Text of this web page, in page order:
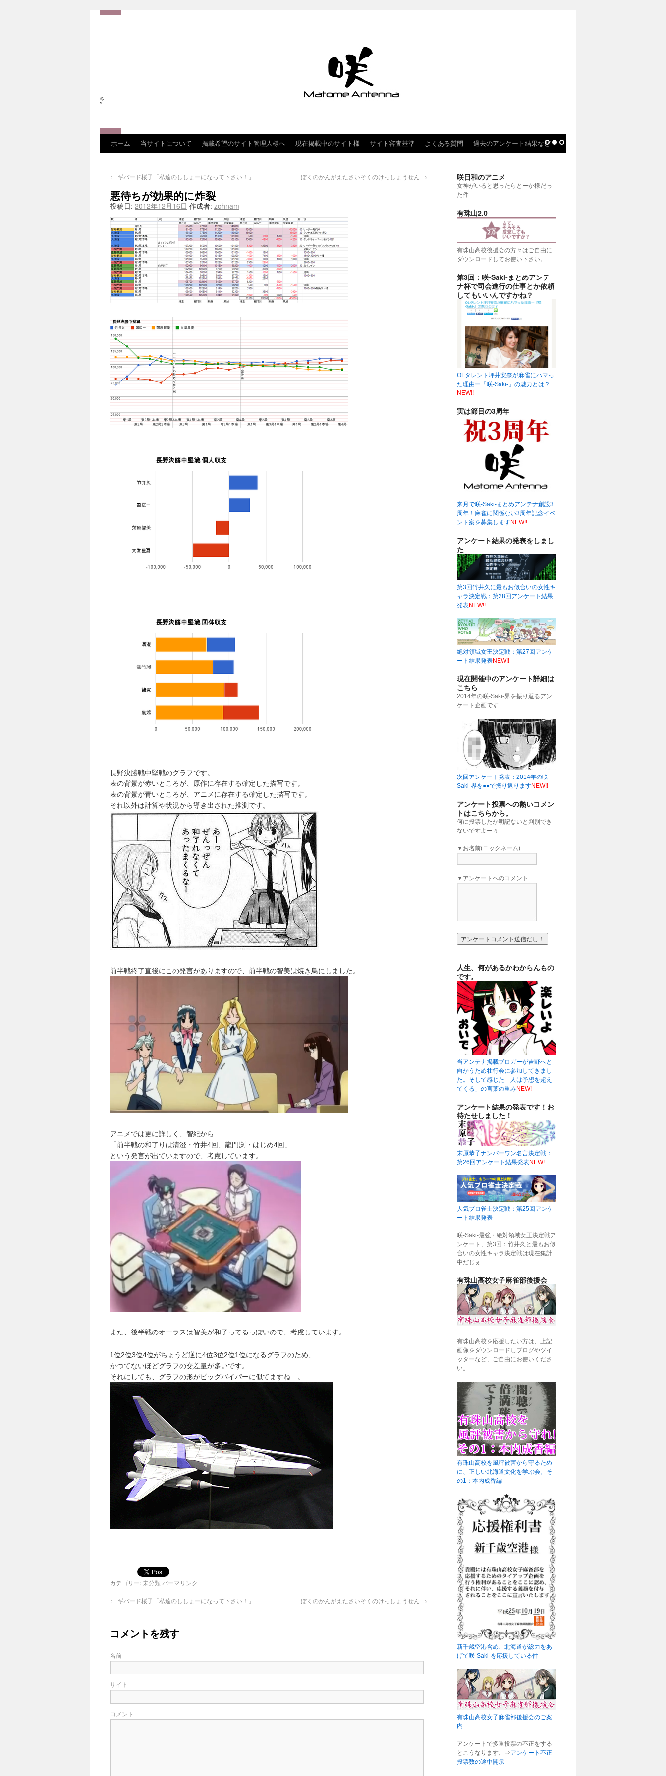
ホーム 当サイトについて 掲載希望のサイト管理人様へ 現在掲載中のサイト様 サイト審査基準 よくある質問 過去のアンケート結果など
← ギバード桜子「私達のししょーになって下さい！」 ぼくのかんがえたさいそくのけっしょうせん →
悪待ちが効果的に炸裂
投稿日: 2012年12月16日 作成者: zohnam
長野決勝戦中堅戦のグラフです。
表の背景が赤いところが、原作に存在する確定した描写です。
表の背景が青いところが、アニメに存在する確定した描写です。
それ以外は計算や状況から導き出された推測です。
前半戦終了直後にこの発言がありますので、前半戦の智美は焼き鳥にしました。
アニメでは更に詳しく、智紀から
「前半戦の和了りは清澄・竹井4回、龍門渕・はじめ4回」
という発言が出ていますので、考慮しています。
また、後半戦のオーラスは智美が和了ってるっぽいので、考慮しています。
1位2位3位4位がちょうど逆に4位3位2位1位になるグラフのため、
かつてないほどグラフの交差量が多いです。
それにしても、グラフの形がビッグバイパーに似てますね…。
カテゴリー: 未分類 パーマリンク
← ギバード桜子「私達のししょーになって下さい！」 ぼくのかんがえたさいそくのけっしょうせん →
コメントを残す
名前
サイト
コメント
咲日和のアニメ
女神がいると思ったらとーか様だっ
た件
有珠山2.0
有珠山高校後援会の方々はご自由に
ダウンロードしてお使い下さい。
第3回：咲-Saki-まとめアンテ
ナ杯で司会進行の仕事とか依頼
してもいいんですかね？
OLタレント坪井安奈が麻雀にハマっ
た理由ー『咲-Saki-』の魅力とは？
NEW!!
実は節目の3周年
来月で咲-Saki-まとめアンテナ創設3
周年！麻雀に関係ない3周年記念イベ
ント案を募集しますNEW!!
アンケート結果の発表をしまし
た
第3回竹井久に最もお似合いの女性キ
ャラ決定戦：第28回アンケート結果
発表NEW!!
絶対領域女王決定戦：第27回アンケ
ート結果発表NEW!!
現在開催中のアンケート詳細は
こちら
2014年の咲-Saki-界を振り返るアン
ケート企画です
次回アンケート発表：2014年の咲-
Saki-界を●●で振り返りますNEW!!
アンケート投票への熱いコメン
トはこちらから。
何に投票したか明記ないと判別でき
ないですよーぅ
▼お名前(ニックネーム)
▼アンケートへのコメント
人生、何があるかわからんもの
です。
当アンテナ掲載ブロガーが吉野へと
向かうため壮行会に参加してきまし
た。そして感じた「人は予想を超え
てくる」の言葉の重みNEW!
アンケート結果の発表です！お
待たせしました！
末原恭子ナンバーワン名言決定戦：
第26回アンケート結果発表NEW!
人気プロ雀士決定戦：第25回アンケ
ート結果発表
咲-Saki-最強・絶対領域女王決定戦ア
ンケート、第3回：竹井久と最もお似
合いの女性キャラ決定戦は現在集計
中だじぇ
有珠山高校女子麻雀部後援会
有珠山高校を応援したい方は、上記
画像をダウンロードしブログやツイ
ッターなど、ご自由にお使いくださ
い。
有珠山高校を風評被害から守るため
に、正しい北海道文化を学ぶ会。そ
の1：本内成香編
新千歳空港含め、北海道が総力をあ
げて咲-Saki-を応援している件
有珠山高校女子麻雀部後援会のご案
内
アンケートで多重投票の不正をする
とこうなります。⇒アンケート不正
投票数の途中開示